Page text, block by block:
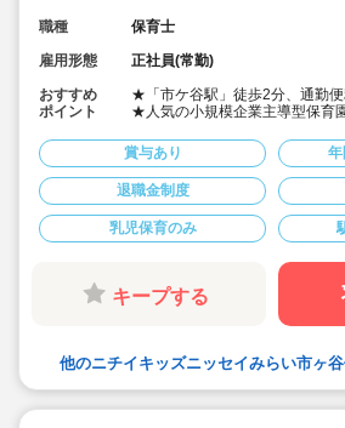
職種
保育士
雇用形態
正社員(常勤)
おすすめ
ポイント
★「市ケ谷駅」徒歩2分、通勤便
★人気の小規模企業主導型保育
★入社時に特別休暇(3日間)付与
★「おもいっきり遊ぶ。おもい
育理念に共感した多くの仲間が
きます。
★お天気の良い日は近くの公園
★20～30代が活躍中！職員の皆
い雰囲気の保育園です♪風通し
★ブランクある方や経験関わら
て良い保育園を作っていこうと
積極的に募集しています。
賞与あり
退職金制度
乳児保育のみ
キープする
他のニチイキッズニッセイみらい市ヶ